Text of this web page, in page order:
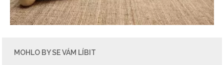
MOHLO BY SE VÁM LÍBIT